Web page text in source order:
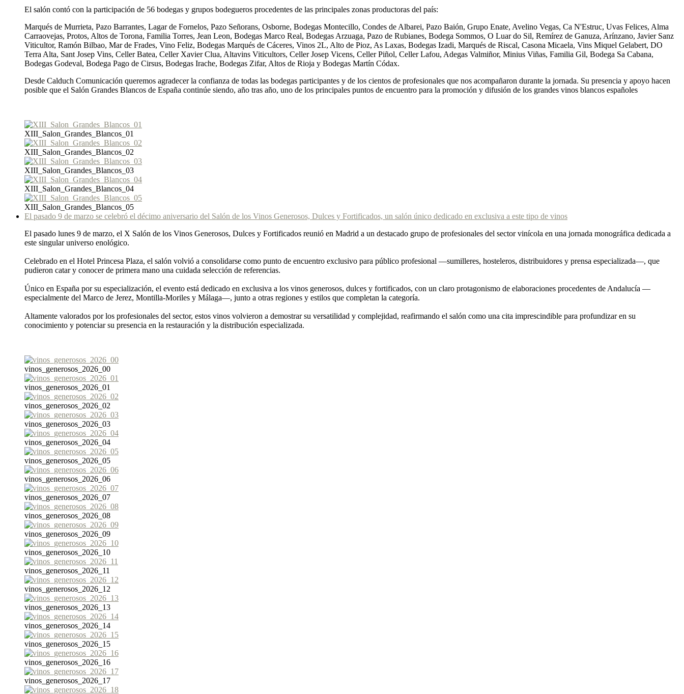
El salón contó con la participación de 56 bodegas y grupos bodegueros procedentes de las principales zonas productoras del país:
Marqués de Murrieta, Pazo Barrantes, Lagar de Fornelos, Pazo Señorans, Osborne, Bodegas Montecillo, Condes de Albarei, Pazo Baión, Grupo Enate, Avelino Vegas, Ca N'Estruc, Uvas Felices, Alma
Carraovejas, Protos, Altos de Torona, Familia Torres, Jean Leon, Bodegas Marco Real, Bodegas Arzuaga, Pazo de Rubianes, Bodega Sommos, O Luar do Sil, Remírez de Ganuza, Arínzano, Javier Sanz
Viticultor, Ramón Bilbao, Mar de Frades, Vino Feliz, Bodegas Marqués de Cáceres, Vinos 2L, Alto de Pioz, As Laxas, Bodegas Izadi, Marqués de Riscal, Casona Micaela, Vins Miquel Gelabert, DO
Terra Alta, Sant Josep Vins, Celler Batea, Celler Xavier Clua, Altavins Viticultors, Celler Josep Vicens, Celler Piñol, Celler Lafou, Adegas Valmiñor, Minius Viñas, Familia Gil, Bodega Sa Cabana,
Bodegas Godeval, Bodega Pago de Cirsus, Bodegas Irache, Bodegas Zifar, Altos de Rioja y Bodegas Martín Códax.
Desde Calduch Comunicación queremos agradecer la confianza de todas las bodegas participantes y de los cientos de profesionales que nos acompañaron durante la jornada. Su presencia y apoyo hacen
posible que el Salón Grandes Blancos de España continúe siendo, año tras año, uno de los principales puntos de encuentro para la promoción y difusión de los grandes vinos blancos españoles
XIII_Salon_Grandes_Blancos_01
XIII_Salon_Grandes_Blancos_02
XIII_Salon_Grandes_Blancos_03
XIII_Salon_Grandes_Blancos_04
XIII_Salon_Grandes_Blancos_05
El pasado 9 de marzo se celebró el décimo aniversario del Salón de los Vinos Generosos, Dulces y Fortificados, un salón único dedicado en exclusiva a este tipo de vinos
El pasado lunes 9 de marzo, el X Salón de los Vinos Generosos, Dulces y Fortificados reunió en Madrid a un destacado grupo de profesionales del sector vinícola en una jornada monográfica dedicada a
este singular universo enológico.
Celebrado en el Hotel Princesa Plaza, el salón volvió a consolidarse como punto de encuentro exclusivo para público profesional —sumilleres, hosteleros, distribuidores y prensa especializada—, que
pudieron catar y conocer de primera mano una cuidada selección de referencias.
Único en España por su especialización, el evento está dedicado en exclusiva a los vinos generosos, dulces y fortificados, con un claro protagonismo de elaboraciones procedentes de Andalucía —
especialmente del Marco de Jerez, Montilla-Moriles y Málaga—, junto a otras regiones y estilos que completan la categoría.
Altamente valorados por los profesionales del sector, estos vinos volvieron a demostrar su versatilidad y complejidad, reafirmando el salón como una cita imprescindible para profundizar en su
conocimiento y potenciar su presencia en la restauración y la distribución especializada.
vinos_generosos_2026_00
vinos_generosos_2026_01
vinos_generosos_2026_02
vinos_generosos_2026_03
vinos_generosos_2026_04
vinos_generosos_2026_05
vinos_generosos_2026_06
vinos_generosos_2026_07
vinos_generosos_2026_08
vinos_generosos_2026_09
vinos_generosos_2026_10
vinos_generosos_2026_11
vinos_generosos_2026_12
vinos_generosos_2026_13
vinos_generosos_2026_14
vinos_generosos_2026_15
vinos_generosos_2026_16
vinos_generosos_2026_17